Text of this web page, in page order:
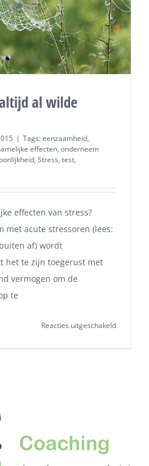
al wilde
| Tags:eenzaamheid,
effecten, onderneem
, Stress, test,
effecten van stress?
met acute stressoren (lees:
af) wordt
het te zijn toegerust met
vermogen om de
te
Reacties uitgeschakeldvoor